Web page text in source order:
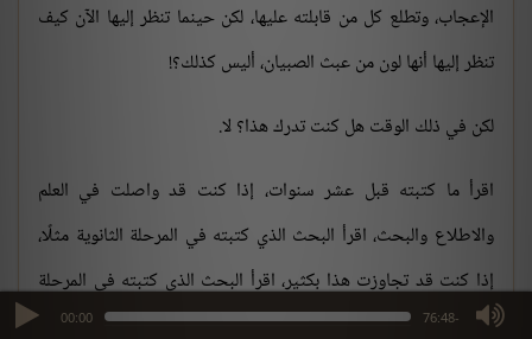
00:00 -76:48
max volume
الإعجاب، وتطلع كل من قابلته عليها، لكن حينما تنظر إليها الآن كيف
تنظر إليها أنها لون من عبث الصبيان، أليس كذلك؟!
لكن في ذلك الوقت هل كنت تدرك هذا؟ لا.
اقرأ ما كتبته قبل عشر سنوات، إذا كنت قد واصلت في العلم
والاطلاع والبحث، اقرأ البحث الذي كتبته في المرحلة الثانوية مثلًا،
إذا كنت قد تجاوزت هذا بكثير، اقرأ البحث الذي كتبته في المرحلة
الجامعية ثم احكم، الإنسان حينما يقرأ ما كتبه قبل خمس سنوات